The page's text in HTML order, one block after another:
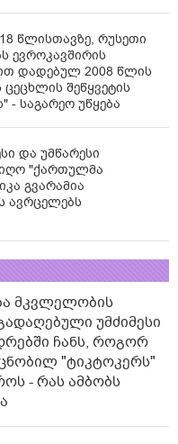
წლისთავზე, რუსეთი
ევროკავშირის
დადებულ 2008 წლის
ცეცხლის შეწყვეტის
- საგარეო უწყება
და უმწარესი
"ქართულმა
გვარამია
ავრცელებს
მკვლელობის
უმძიმესი
ჩანს, როგორ
"ტიკტოკერს"
- რას ამბობს